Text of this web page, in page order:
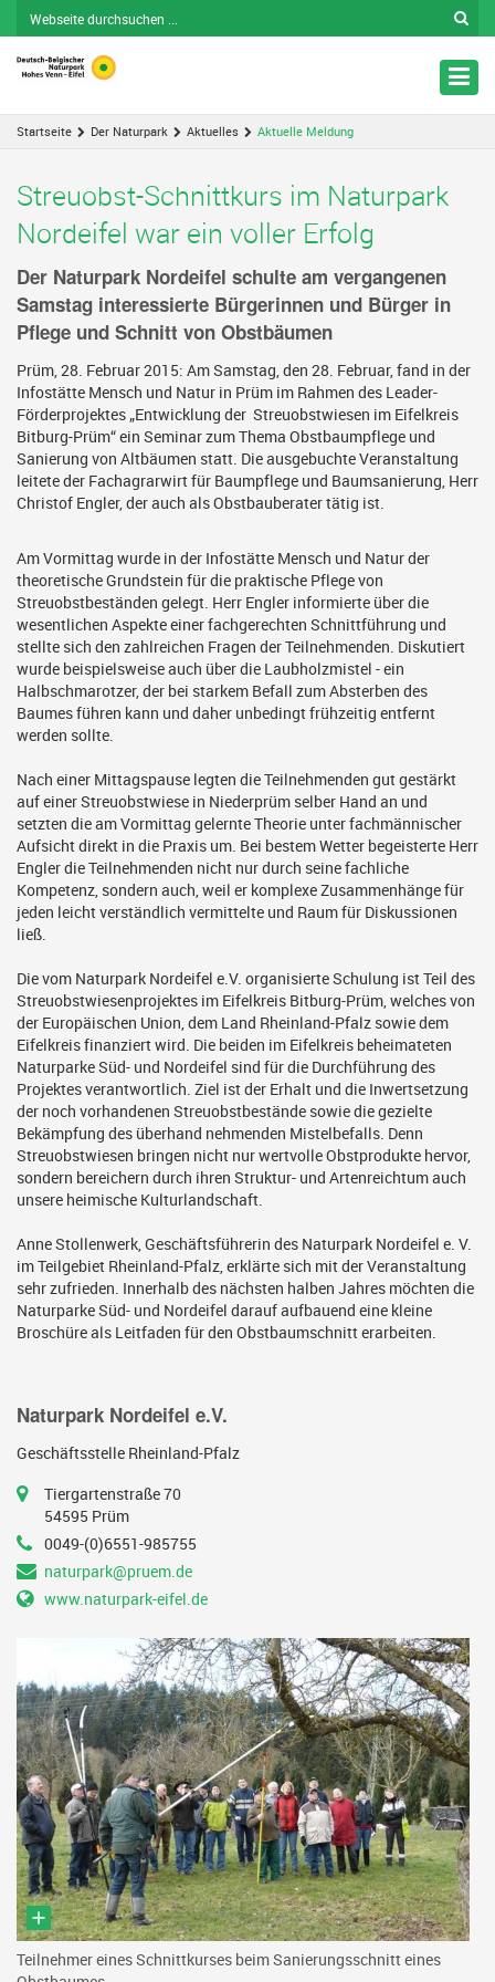
Startseite Der Naturpark Aktuelles Aktuelle Meldung
Streuobst-Schnittkurs im Naturpark
Nordeifel war ein voller Erfolg
Der Naturpark Nordeifel schulte am vergangenen
Samstag interessierte Bürgerinnen und Bürger in
Pflege und Schnitt von Obstbäumen
Prüm, 28. Februar 2015: Am Samstag, den 28. Februar, fand in der
Infostätte Mensch und Natur in Prüm im Rahmen des Leader-
Förderprojektes „Entwicklung der Streuobstwiesen im Eifelkreis
Bitburg-Prüm“ ein Seminar zum Thema Obstbaumpflege und
Sanierung von Altbäumen statt. Die ausgebuchte Veranstaltung
leitete der Fachagrarwirt für Baumpflege und Baumsanierung, Herr
Christof Engler, der auch als Obstbauberater tätig ist.
Am Vormittag wurde in der Infostätte Mensch und Natur der
theoretische Grundstein für die praktische Pflege von
Streuobstbeständen gelegt. Herr Engler informierte über die
wesentlichen Aspekte einer fachgerechten Schnittführung und
stellte sich den zahlreichen Fragen der Teilnehmenden. Diskutiert
wurde beispielsweise auch über die Laubholzmistel - ein
Halbschmarotzer, der bei starkem Befall zum Absterben des
Baumes führen kann und daher unbedingt frühzeitig entfernt
werden sollte.
Nach einer Mittagspause legten die Teilnehmenden gut gestärkt
auf einer Streuobstwiese in Niederprüm selber Hand an und
setzten die am Vormittag gelernte Theorie unter fachmännischer
Aufsicht direkt in die Praxis um. Bei bestem Wetter begeisterte Herr
Engler die Teilnehmenden nicht nur durch seine fachliche
Kompetenz, sondern auch, weil er komplexe Zusammenhänge für
jeden leicht verständlich vermittelte und Raum für Diskussionen
ließ.
Die vom Naturpark Nordeifel e.V. organisierte Schulung ist Teil des
Streuobstwiesenprojektes im Eifelkreis Bitburg-Prüm, welches von
der Europäischen Union, dem Land Rheinland-Pfalz sowie dem
Eifelkreis finanziert wird. Die beiden im Eifelkreis beheimateten
Naturparke Süd- und Nordeifel sind für die Durchführung des
Projektes verantwortlich. Ziel ist der Erhalt und die Inwertsetzung
der noch vorhandenen Streuobstbestände sowie die gezielte
Bekämpfung des überhand nehmenden Mistelbefalls. Denn
Streuobstwiesen bringen nicht nur wertvolle Obstprodukte hervor,
sondern bereichern durch ihren Struktur- und Artenreichtum auch
unsere heimische Kulturlandschaft.
Anne Stollenwerk, Geschäftsführerin des Naturpark Nordeifel e. V.
im Teilgebiet Rheinland-Pfalz, erklärte sich mit der Veranstaltung
sehr zufrieden. Innerhalb des nächsten halben Jahres möchten die
Naturparke Süd- und Nordeifel darauf aufbauend eine kleine
Broschüre als Leitfaden für den Obstbaumschnitt erarbeiten.
Naturpark Nordeifel e.V.
Geschäftsstelle Rheinland-Pfalz
Tiergartenstraße 70
54595 Prüm
0049-(0)6551-985755
naturpark@pruem.de
www.naturpark-eifel.de
Teilnehmer eines Schnittkurses beim Sanierungsschnitt eines